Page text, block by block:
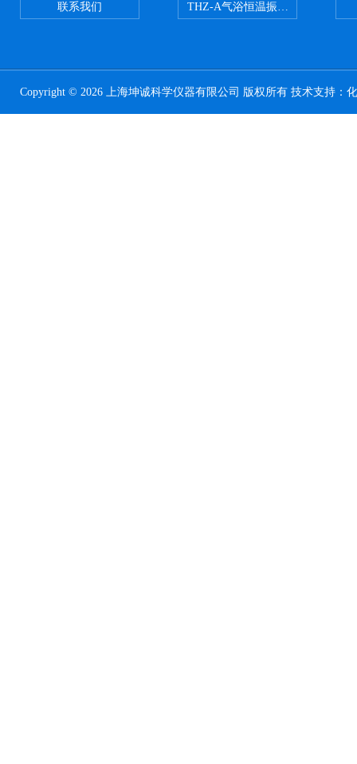
联系我们 THZ-A气浴恒温振荡器
Copyright © 2026 上海坤诚科学仪器有限公司 版权所有 技术支持：